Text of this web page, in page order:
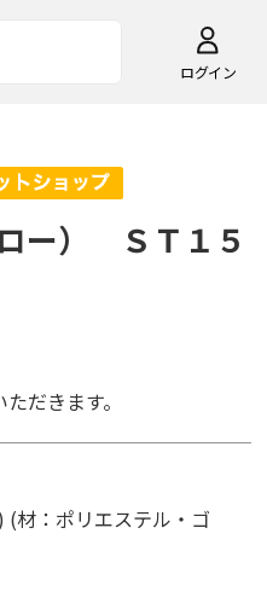
ログイン
ー） ＳＴ１５
だきます。
：ポリエステル・ゴ